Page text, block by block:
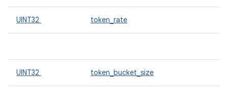
UINT32 token_rate
UINT32 token_bucket_size